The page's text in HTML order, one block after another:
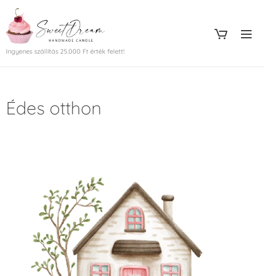
Ingyenes szállítás 25.000 Ft érték felett!
Édes otthon